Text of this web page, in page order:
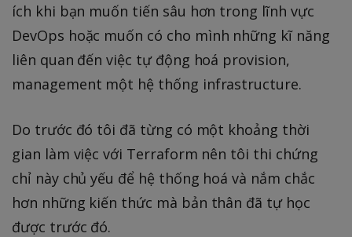
ích khi bạn muốn tiến sâu hơn trong lĩnh vực
DevOps hoặc muốn có cho mình những kĩ năng
liên quan đến việc tự động hoá provision,
management một hệ thống infrastructure.
Do trước đó tôi đã từng có một khoảng thời
gian làm việc với Terraform nên tôi thi chứng
chỉ này chủ yếu để hệ thống hoá và nắm chắc
hơn những kiến thức mà bản thân đã tự học
được trước đó.